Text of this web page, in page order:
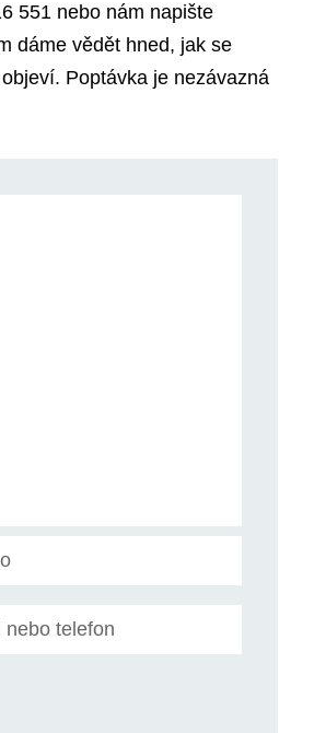
551 nebo nám napište
dáme vědět hned, jak se
Poptávka je nezávazná